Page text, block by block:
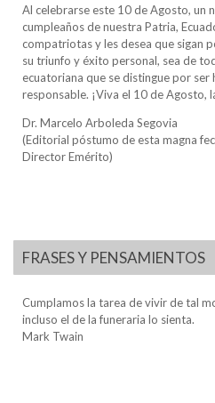
Al celebrarse este 10 de Agosto, un
cumpleaños de nuestra Patria,
compatriotas y les desea que sigan
su triunfo y éxito personal, sea de
ecuatoriana que se distingue por
responsable. ¡Viva el 10 de Agosto,
Dr. Marcelo Arboleda Segovia
(Editorial póstumo de esta magna
Director Emérito)
FRASES Y PENSAMIENTOS
Cumplamos la tarea de vivir de tal
incluso el de la funeraria lo sienta.
Mark Twain